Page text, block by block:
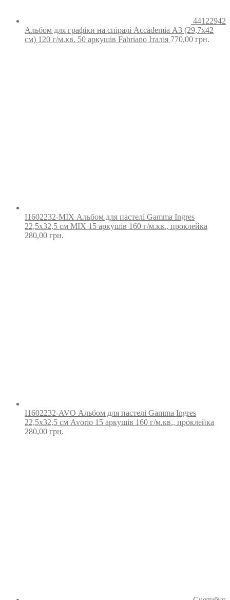
44122942
Альбом для графіки на спіралі Accademia А3 (29,7х42
см) 120 г/м.кв. 50 аркушів Fabriano Італія 770,00 грн.
I1602232-MIX Альбом для пастелі Gamma Ingres
22,5х32,5 см MIX 15 аркушів 160 г/м.кв., проклейка
280,00 грн.
I1602232-AVO Альбом для пастелі Gamma Ingres
22,5х32,5 см Avorio 15 аркушів 160 г/м.кв., проклейка
280,00 грн.